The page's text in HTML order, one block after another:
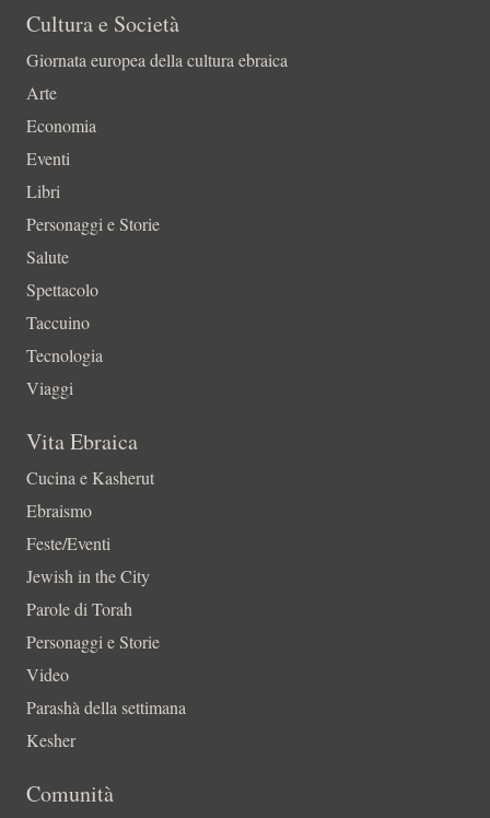
Cultura e Società
Giornata europea della cultura ebraica
Arte
Economia
Eventi
Libri
Personaggi e Storie
Salute
Spettacolo
Taccuino
Tecnologia
Viaggi
Vita Ebraica
Cucina e Kasherut
Ebraismo
Feste/Eventi
Jewish in the City
Parole di Torah
Personaggi e Storie
Video
Parashà della settimana
Kesher
Comunità